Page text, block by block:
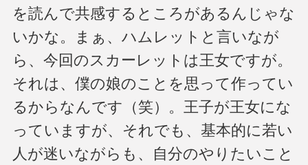
を読んで共感するところがあるんじゃな
いかな。まぁ、ハムレットと言いなが
ら、今回のスカーレットは王女ですが。
それは、僕の娘のことを思って作ってい
るからなんです（笑）。王子が王女にな
っていますが、それでも、基本的に若い
人が迷いながらも、自分のやりたいこと